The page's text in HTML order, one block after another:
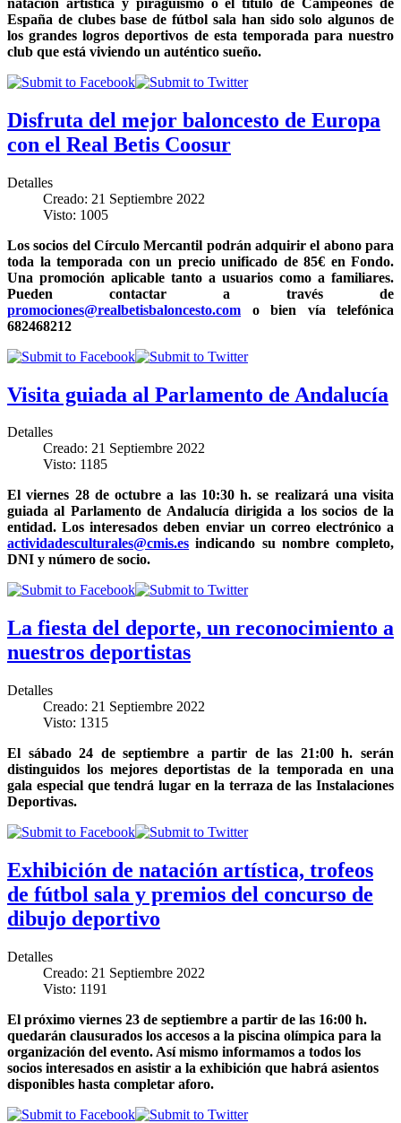
España de clubes base de fútbol sala han sido solo algunos de
los grandes logros deportivos de esta temporada para nuestro
club que está viviendo un auténtico sueño.
Disfruta del mejor baloncesto de Europa
con el Real Betis Coosur
Detalles
Creado: 21 Septiembre 2022
Visto: 1005
Los socios del Círculo Mercantil podrán adquirir el abono para
toda la temporada con un precio unificado de 85€ en Fondo.
Una promoción aplicable tanto a usuarios como a familiares.
Pueden contactar a través de
promociones@realbetisbaloncesto.com o bien vía telefónica
682468212
Visita guiada al Parlamento de Andalucía
Detalles
Creado: 21 Septiembre 2022
Visto: 1185
El viernes 28 de octubre a las 10:30 h. se realizará una visita
guiada al Parlamento de Andalucía dirigida a los socios de la
entidad. Los interesados deben enviar un correo electrónico a
actividadesculturales@cmis.es indicando su nombre completo,
DNI y número de socio.
La fiesta del deporte, un reconocimiento a
nuestros deportistas
Detalles
Creado: 21 Septiembre 2022
Visto: 1315
El sábado 24 de septiembre a partir de las 21:00 h. serán
distinguidos los mejores deportistas de la temporada en una
gala especial que tendrá lugar en la terraza de las Instalaciones
Deportivas.
Exhibición de natación artística, trofeos
de fútbol sala y premios del concurso de
dibujo deportivo
Detalles
Creado: 21 Septiembre 2022
Visto: 1191
El próximo viernes 23 de septiembre a partir de las 16:00 h.
quedarán clausurados los accesos a la piscina olímpica para la
organización del evento. Así mismo informamos a todos los
socios interesados en asistir a la exhibición que habrá asientos
disponibles hasta completar aforo.